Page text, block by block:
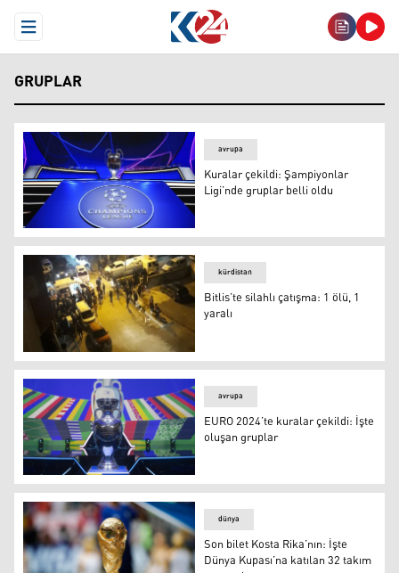
Open Menu
GRUPLAR
Kuralar çekildi: Şampiyonlar Ligi’nde gruplar belli oldu
avrupa
Kuralar çekildi: Şampiyonlar
Ligi’nde gruplar belli oldu
Bitlis’te silahlı çatışma: 1 ölü, 1 yaralı
kürdistan
Bitlis’te silahlı çatışma: 1 ölü, 1
yaralı
EURO 2024’te kuralar çekildi: İşte oluşan gruplar
avrupa
EURO 2024’te kuralar çekildi: İşte
oluşan gruplar
dünya
Son bilet Kosta Rika’nın: İşte
Dünya Kupası’na katılan 32 takım